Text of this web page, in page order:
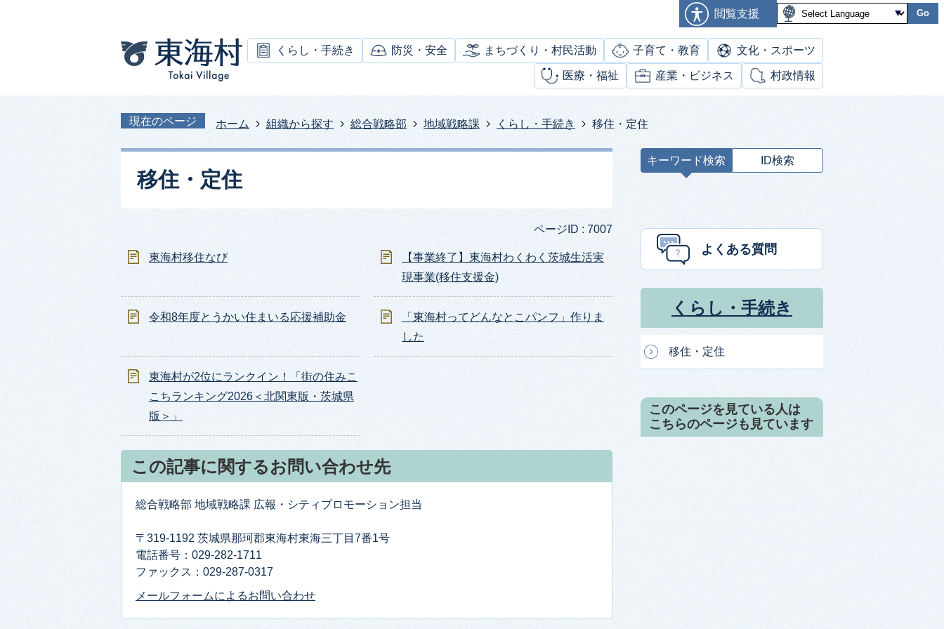
閲覧支援 Go
くらし・手続き 防災・安全 まちづくり・村民活動 子育て・教育 文化・スポーツ
医療・福祉 産業・ビジネス 村政情報
現在のページ ホーム 組織から探す 総合戦略部 地域戦略課 くらし・手続き 移住・定住
移住・定住
ページID : 7007
東海村移住なび
【事業終了】東海村わくわく茨城生活実
現事業(移住支援金)
令和8年度とうかい住まいる応援補助金
「東海村ってどんなとこパンフ」作りま
した
東海村が2位にランクイン！「街の住みこ
こちランキング2026＜北関東版・茨城県
版＞」
この記事に関するお問い合わせ先
総合戦略部 地域戦略課 広報・シティプロモーション担当
〒319-1192 茨城県那珂郡東海村東海三丁目7番1号
電話番号：029-282-1711
ファックス：029-287-0317
メールフォームによるお問い合わせ
キーワード検索 ID検索
ー
よくある質問
くらし・手続き
移住・定住
このページを見ている人は
こちらのページも見ています